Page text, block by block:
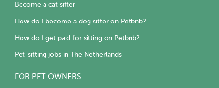
Become a cat sitter
How do I become a dog sitter on Petbnb?
How do I get paid for sitting on Petbnb?
Pet-sitting jobs in The Netherlands
FOR PET OWNERS